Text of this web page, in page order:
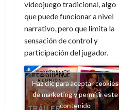
videojuego tradicional, algo
que puede funcionar a nivel
narrativo, pero que limita la
sensación de control y
participación del jugador.
Haz clic para aceptar cookies
de marketing y permitir este
contenido